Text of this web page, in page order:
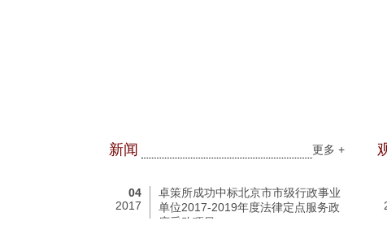
新闻 更多 +
04
2017
卓策所成功中标北京市市级行政事业
单位2017-2019年度法律定点服务政
府采购项目